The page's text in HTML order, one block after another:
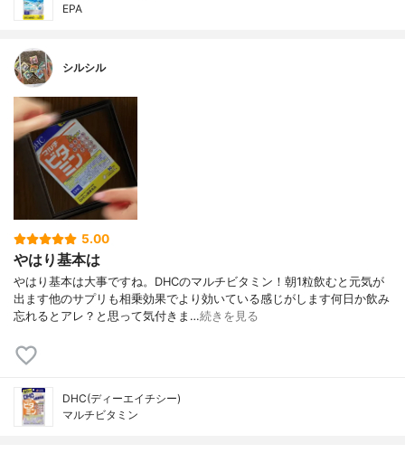
EPA
シルシル
5.00
やはり基本は
やはり基本は大事ですね。DHCのマルチビタミン！朝1粒飲むと元気が
出ます他のサプリも相乗効果でより効いている感じがします何日か飲み
忘れるとアレ？と思って気付きま…続きを見る
DHC(ディーエイチシー)
マルチビタミン